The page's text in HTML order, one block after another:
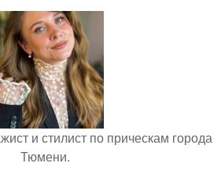
и стилист по прическам города
Тюмени.